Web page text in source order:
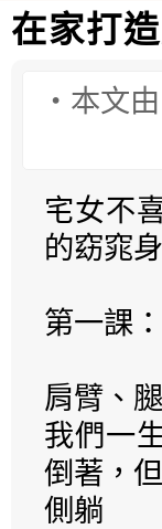
在家打
‧本文由
宅女不
的窈窕
第一課
肩臂、
我們一
倒著，
側躺